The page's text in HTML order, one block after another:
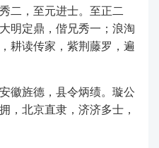
二，至元进士。至正二
明定鼎，偕兄秀一；浪淘
耕读传家，紫荆藤罗，遍
徽旌德，县令炳绩。璇公
，北京直隶，济济多士，